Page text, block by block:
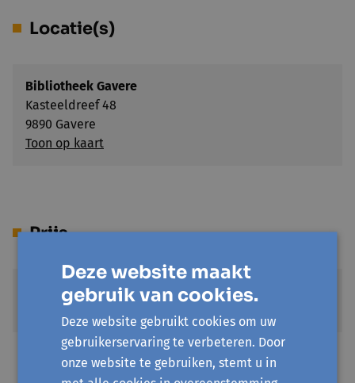
Locatie(s)
Bibliotheek Gavere
Kasteeldreef 48
9890 Gavere
Toon op kaart
Prijs
Deze website maakt
gebruik van cookies.
Deze website gebruikt cookies om uw
gebruikerservaring te verbeteren. Door
onze website te gebruiken, stemt u in